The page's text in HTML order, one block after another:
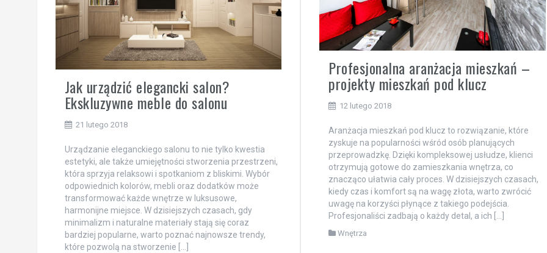
Jak urządzić elegancki salon?
Ekskluzywne meble do salonu
21 lutego 2018
Urządzanie eleganckiego salonu to nie tylko kwestia
estetyki, ale także umiejętności stworzenia przestrzeni,
która sprzyja relaksowi i spotkaniom z bliskimi. Wybór
odpowiednich kolorów, mebli oraz dodatków może
transformować każde wnętrze w luksusowe,
harmonijne miejsce. W dzisiejszych czasach, gdy
minimalizm i naturalne materiały stają się coraz
bardziej popularne, warto poznać najnowsze trendy,
które pozwolą na stworzenie […]
Profesjonalna aranżacja mieszkań –
projekty mieszkań pod klucz
12 lutego 2018
Aranżacja mieszkań pod klucz to rozwiązanie, które
zyskuje na popularności wśród osób planujących
przeprowadzkę. Dzięki kompleksowej usłudze, klienci
otrzymują gotowe do zamieszkania wnętrza, co
znacząco ułatwia cały proces. W dzisiejszych czasach,
kiedy czas i komfort są na wagę złota, warto zwrócić
uwagę na korzyści płynące z takiego podejścia.
Profesjonaliści zadbają o każdy detal, a ich […]
Wnętrza